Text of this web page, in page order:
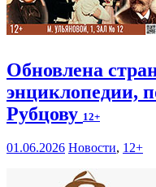
Обновлена
энциклопедии,
Рубцову 12+
01.06.2026 Новости, 12+